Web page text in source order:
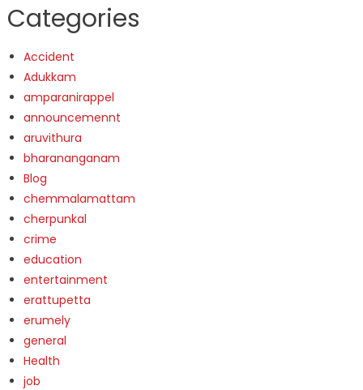
Categories
Accident
Adukkam
amparanirappel
announcemennt
aruvithura
bharananganam
Blog
chemmalamattam
cherpunkal
crime
education
entertainment
erattupetta
erumely
general
Health
job